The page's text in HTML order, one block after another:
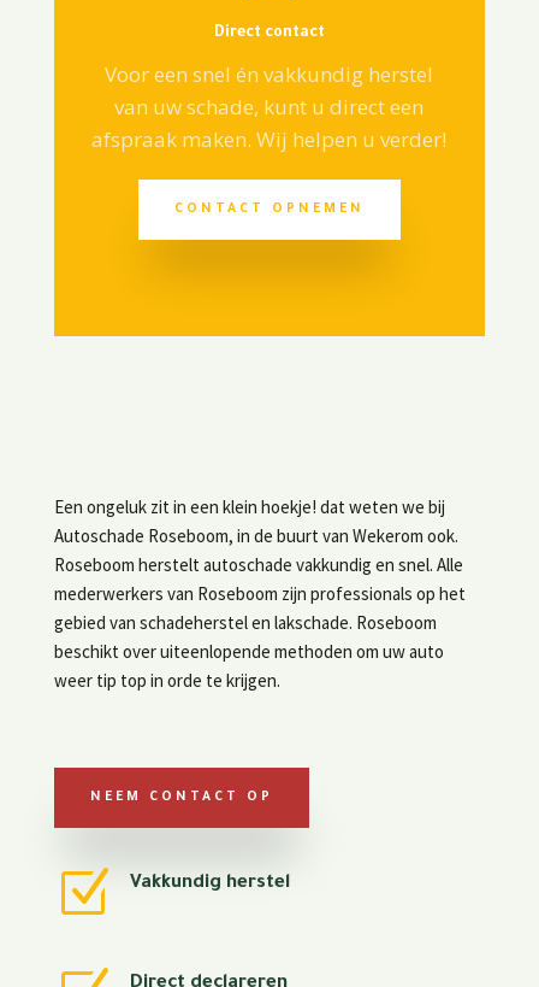
Direct contact
Voor een snel én vakkundig herstel
van uw schade, kunt u direct een
afspraak maken. Wij helpen u verder!
CONTACT OPNEMEN
Een ongeluk zit in een klein hoekje! dat weten we bij
Autoschade Roseboom, in de buurt van Wekerom ook.
Roseboom herstelt autoschade vakkundig en snel. Alle
mederwerkers van Roseboom zijn professionals op het
gebied van schadeherstel en lakschade. Roseboom
beschikt over uiteenlopende methoden om uw auto
weer tip top in orde te krijgen.
NEEM CONTACT OP
Z Vakkundig herstel